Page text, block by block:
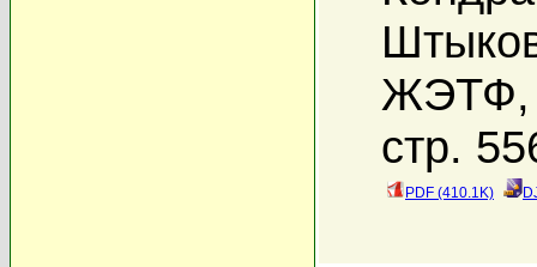
ЖЭТФ,
стр.
PDF (410.1K)